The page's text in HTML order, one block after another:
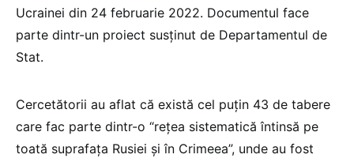
Ucrainei din 24 februarie 2022. Documentul face
parte dintr-un proiect susținut de Departamentul de
Stat.
Cercetătorii au aflat că există cel puțin 43 de tabere
care fac parte dintr-o “rețea sistematică întinsă pe
toată suprafaţa Rusiei și în Crimeea”, unde au fost